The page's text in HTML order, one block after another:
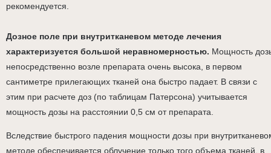
рекомендуется.
Дозное поле при внутритканевом методе лечения
характеризуется большой неравномерностью. Мощность
непосредственно возле препарата очень высока, в первом
сантиметре прилегающих тканей она быстро падает. В связи с
этим при расчете доз (по таблицам Патерсона) учитывается
мощность дозы на расстоянии 0,5 см от препарата.
Вследствие быстрого падения мощности дозы при
методе обеспечивается облучение только того объема тканей, в